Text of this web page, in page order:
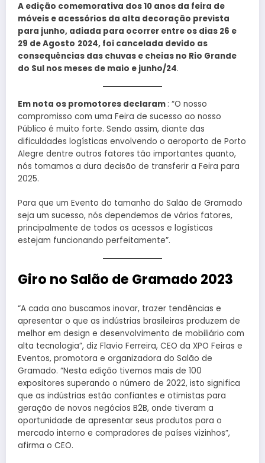
A edição comemorativa dos 10 anos da feira de
móveis e acessórios da alta decoração prevista
para junho, adiada para ocorrer entre os dias 26 e
29 de Agosto 2024, foi cancelada devido as
consequências das chuvas e cheias no Rio Grande
do Sul nos meses de maio e junho/24.
Em nota os promotores declaram : “O nosso
compromisso com uma Feira de sucesso ao nosso
Público é muito forte. Sendo assim, diante das
dificuldades logísticas envolvendo o aeroporto de Porto
Alegre dentre outros fatores tão importantes quanto,
nós tomamos a dura decisão de transferir a Feira para
2025.
Para que um Evento do tamanho do Salão de Gramado
seja um sucesso, nós dependemos de vários fatores,
principalmente de todos os acessos e logísticas
estejam funcionando perfeitamente”.
Giro no Salão de Gramado 2023
“A cada ano buscamos inovar, trazer tendências e
apresentar o que as indústrias brasileiras produzem de
melhor em design e desenvolvimento de mobiliário com
alta tecnologia”, diz Flavio Ferreira, CEO da XPO Feiras e
Eventos, promotora e organizadora do Salão de
Gramado. “Nesta edição tivemos mais de 100
expositores superando o número de 2022, isto significa
que as indústrias estão confiantes e otimistas para
geração de novos negócios B2B, onde tiveram a
oportunidade de apresentar seus produtos para o
mercado interno e compradores de países vizinhos”,
afirma o CEO.